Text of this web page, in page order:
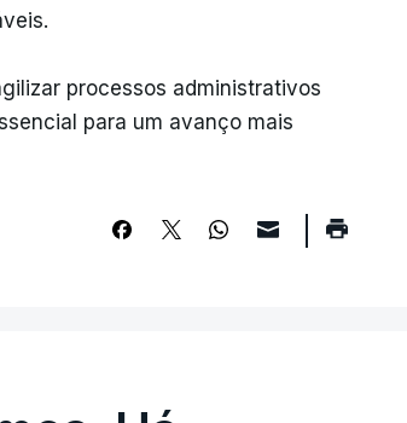
processos administrativos
para um avanço mais